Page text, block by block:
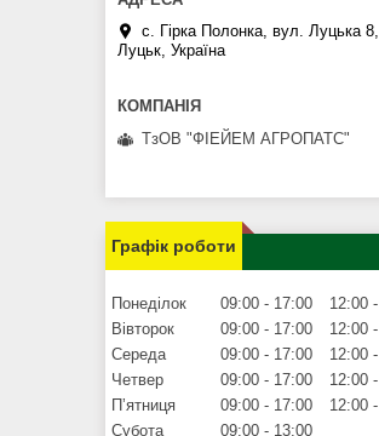
с. Гірка Полонка, вул. Луцька 8,
Луцьк, Україна
ТзОВ "ФІЕЙЕМ АГРОПАТС"
Графік роботи
Понеділок 09:00 17:00 12:00
Вівторок
09:00 17:00 12:00
Середа
09:00 17:00 12:00
Четвер
09:00 17:00 12:00
Пʼятниця
09:00 17:00 12:00
Субота
09:00 13:00